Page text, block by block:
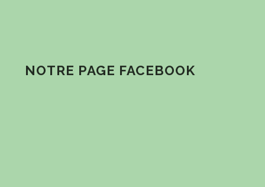
NOTRE PAGE FACEBOOK